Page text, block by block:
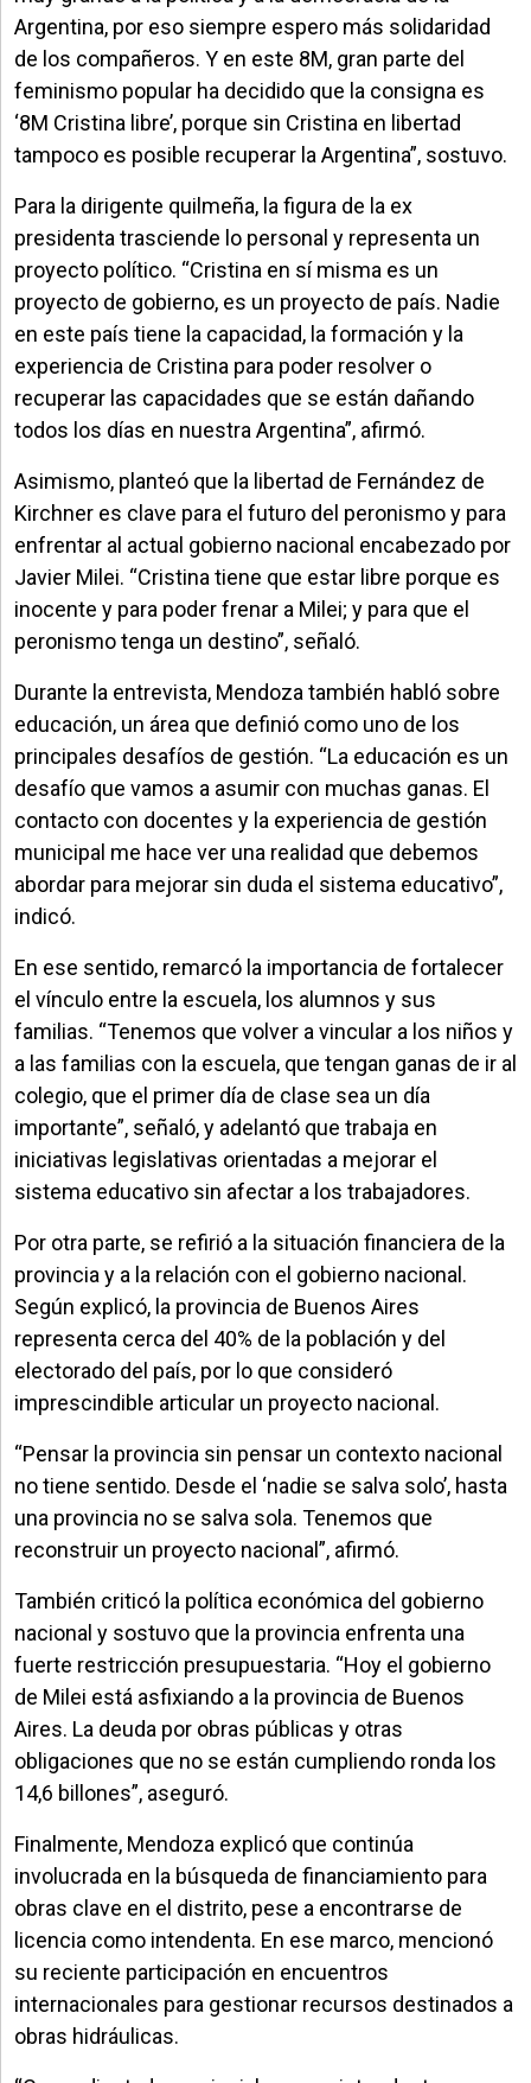
Argentina, por eso siempre espero más solidaridad
de los compañeros. Y en este 8M, gran parte del
feminismo popular ha decidido que la consigna es
‘8M Cristina libre’, porque sin Cristina en libertad
tampoco es posible recuperar la Argentina”, sostuvo.
Para la dirigente quilmeña, la figura de la ex
presidenta trasciende lo personal y representa un
proyecto político. “Cristina en sí misma es un
proyecto de gobierno, es un proyecto de país. Nadie
en este país tiene la capacidad, la formación y la
experiencia de Cristina para poder resolver o
recuperar las capacidades que se están dañando
todos los días en nuestra Argentina”, afirmó.
Asimismo, planteó que la libertad de Fernández de
Kirchner es clave para el futuro del peronismo y para
enfrentar al actual gobierno nacional encabezado por
Javier Milei. “Cristina tiene que estar libre porque es
inocente y para poder frenar a Milei; y para que el
peronismo tenga un destino”, señaló.
Durante la entrevista, Mendoza también habló sobre
educación, un área que definió como uno de los
principales desafíos de gestión. “La educación es un
desafío que vamos a asumir con muchas ganas. El
contacto con docentes y la experiencia de gestión
municipal me hace ver una realidad que debemos
abordar para mejorar sin duda el sistema educativo”,
indicó.
En ese sentido, remarcó la importancia de fortalecer
el vínculo entre la escuela, los alumnos y sus
familias. “Tenemos que volver a vincular a los niños y
a las familias con la escuela, que tengan ganas de ir al
colegio, que el primer día de clase sea un día
importante”, señaló, y adelantó que trabaja en
iniciativas legislativas orientadas a mejorar el
sistema educativo sin afectar a los trabajadores.
Por otra parte, se refirió a la situación financiera de la
provincia y a la relación con el gobierno nacional.
Según explicó, la provincia de Buenos Aires
representa cerca del 40% de la población y del
electorado del país, por lo que consideró
imprescindible articular un proyecto nacional.
“Pensar la provincia sin pensar un contexto nacional
no tiene sentido. Desde el ‘nadie se salva solo’, hasta
una provincia no se salva sola. Tenemos que
reconstruir un proyecto nacional”, afirmó.
También criticó la política económica del gobierno
nacional y sostuvo que la provincia enfrenta una
fuerte restricción presupuestaria. “Hoy el gobierno
de Milei está asfixiando a la provincia de Buenos
Aires. La deuda por obras públicas y otras
obligaciones que no se están cumpliendo ronda los
14,6 billones”, aseguró.
Finalmente, Mendoza explicó que continúa
involucrada en la búsqueda de financiamiento para
obras clave en el distrito, pese a encontrarse de
licencia como intendenta. En ese marco, mencionó
su reciente participación en encuentros
internacionales para gestionar recursos destinados a
obras hidráulicas.